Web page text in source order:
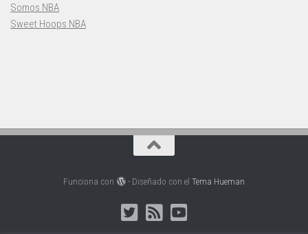
Somos NBA
Sweet Hoops NBA
Funciona con - Diseñado con el Tema Hueman